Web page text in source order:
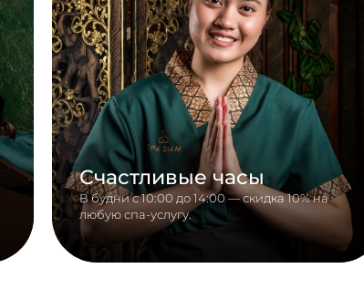
Счастливые часы
В будни с 10:00 до 14:00 — скидка 10% на
любую спа-услугу.